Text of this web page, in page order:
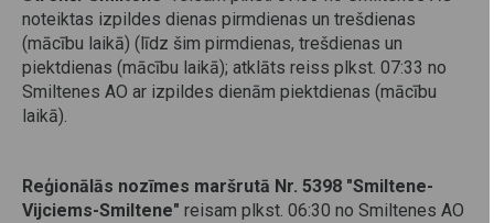
noteiktas izpildes dienas pirmdienas un trešdienas
(mācību laikā) (līdz šim pirmdienas, trešdienas un
piektdienas (mācību laikā); atklāts reiss plkst. 07:33 no
Smiltenes AO ar izpildes dienām piektdienas (mācību
laikā).
Reģionālās nozīmes maršrutā Nr. 5398 "Smiltene-
Vijciems-Smiltene" reisam plkst. 06:30 no Smiltenes AO